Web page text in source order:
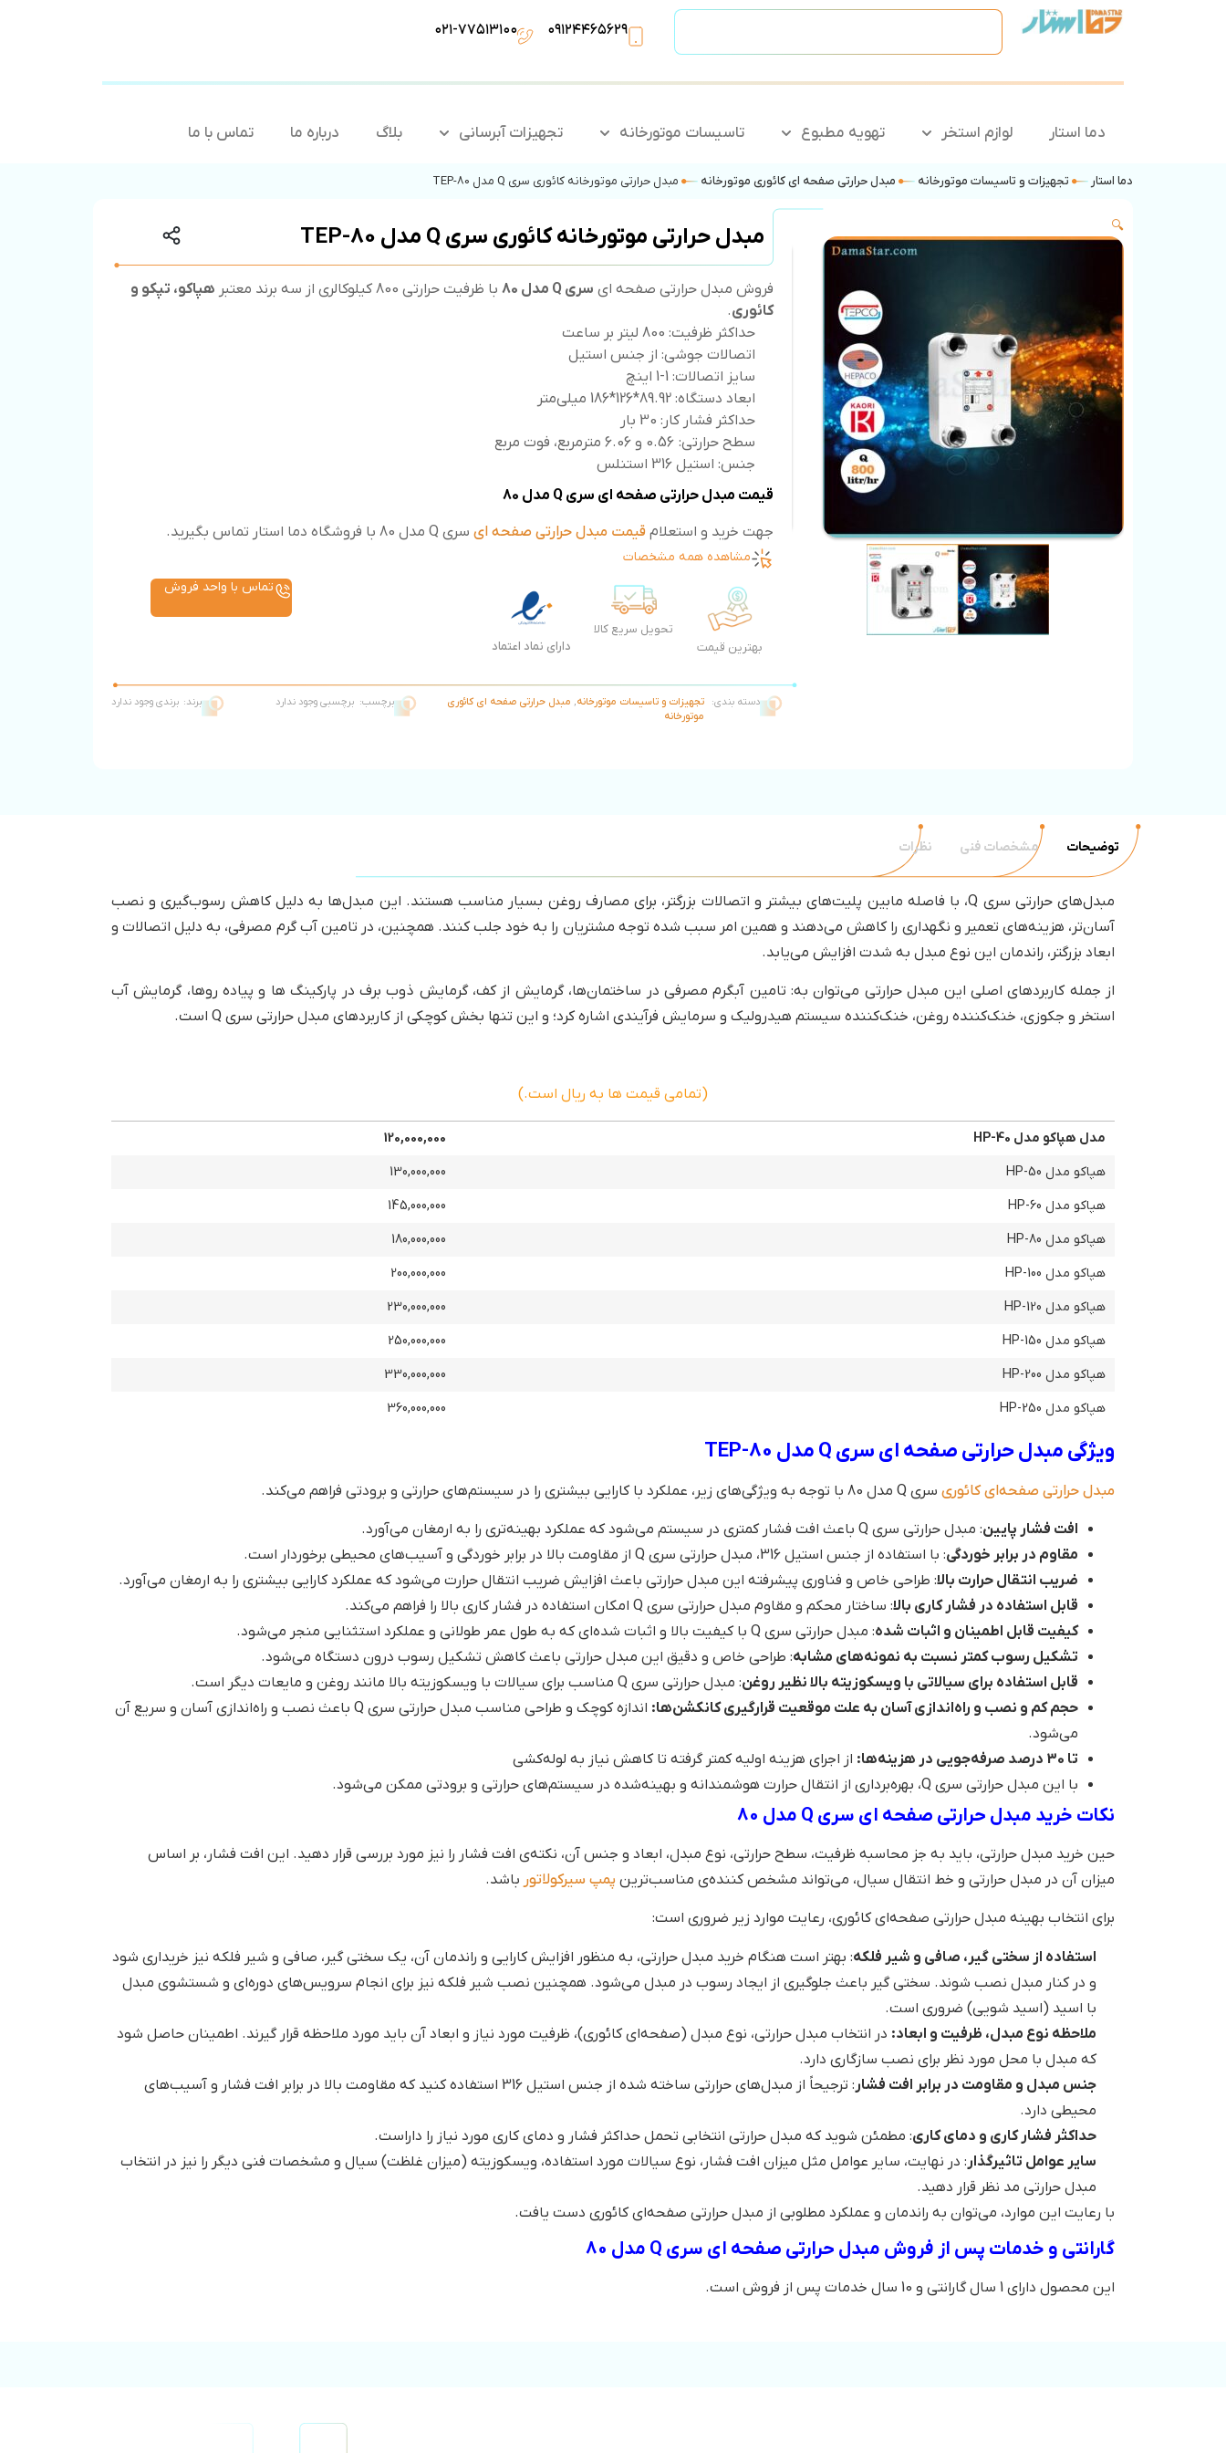
۰۹۱۲۴۴۶۵۶۲۹ ۰۲۱-۷۷۵۱۳۱۰۰
دما استار لوازم استخر تهویه مطبوع تاسیسات موتورخانه تجهیزات آبرسانی بلاگ درباره ما تماس با ما
دما استار تجهیزات و تاسیسات موتورخانه مبدل حرارتی صفحه ای کائوری موتورخانه مبدل حرارتی موتورخانه کائوری سری Q مدل 80-TEP
🔍 مبدل حرارتی موتورخانه کائوری سری Q مدل 80-TEP
فروش مبدل حرارتی صفحه ای سری Q مدل 80 با ظرفیت حرارتی 800 کیلوکالری از سه برند معتبر
هپاکو، تپکو و
کائوری.
حداکثر ظرفیت: 800 لیتر بر ساعت
اتصالات جوشی: از جنس استیل
سایز اتصالات: 1-1 اینچ
ابعاد دستگاه: 89.92*126*186 میلی‌متر
حداکثر فشار کار: 30 بار
سطح حرارتی: 0.56 و 6.06 مترمربع، فوت مربع
جنس: استیل 316 استنلس
قیمت مبدل حرارتی صفحه ای سری Q مدل 80
جهت خرید و استعلامقیمت مبدل حرارتی صفحه ای سری Q مدل 80 با فروشگاه دما استار تماس بگیرید.
مشاهده همه مشخصات
بهترین قیمت
تحویل سریع کالا
دارای نماد اعتماد
تماس با واحد فروش
دسته بندی: تجهیزات و تاسیسات موتورخانه, مبدل حرارتی صفحه ای کائوری
موتورخانه
برچسب: برچسبی وجود ندارد برند: برندی وجود ندارد
توضیحات مشخصات فنی نظرات
مبدل‌های حرارتی سری Q، با فاصله مابین پلیت‌های بیشتر و اتصالات بزرگتر، برای مصارف روغن بسیار مناسب هستند. این مبدل‌ها به دلیل کاهش رسوب‌گیری و نصب
آسان‌تر، هزینه‌های تعمیر و نگهداری را کاهش می‌دهند و همین امر سبب شده توجه مشتریان را به خود جلب کنند. همچنین، در تامین آب گرم مصرفی، به دلیل اتصالات و
ابعاد بزرگتر، راندمان این نوع مبدل به شدت افزایش می‌یابد.
از جمله کاربردهای اصلی این مبدل حرارتی می‌توان به: تامین آبگرم مصرفی در ساختمان‌ها، گرمایش از کف، گرمایش ذوب برف در پارکینگ ها و پیاده روها، گرمایش آب
استخر و جکوزی، خنک‌کننده روغن، خنک‌کننده سیستم هیدرولیک و سرمایش فرآیندی اشاره کرد؛ و این تنها بخش کوچکی از کاربردهای مبدل حرارتی سری Q است.
(تمامی قیمت ها به ریال است.)
مدل هپاکو مدل HP-40
120,000,000
هپاکو مدل HP-50
130,000,000
هپاکو مدل HP-60
145,000,000
هپاکو مدل HP-80
180,000,000
هپاکو مدل HP-100
200,000,000
هپاکو مدل HP-120
230,000,000
هپاکو مدل HP-150
250,000,000
هپاکو مدل HP-200
330,000,000
هپاکو مدل HP-250
360,000,000
ویژگی مبدل حرارتی صفحه ای سری Q مدل 80-TEP
مبدل حرارتی صفحه‌ای کائوری سری Q مدل 80 با توجه به ویژگی‌های زیر، عملکرد با کارایی بیشتری را در سیستم‌های حرارتی و برودتی فراهم می‌کند.
افت فشار پایین: مبدل حرارتی سری Q باعث افت فشار کمتری در سیستم می‌شود که عملکرد بهینه‌تری را به ارمغان می‌آورد.
مقاوم در برابر خوردگی: با استفاده از جنس استیل 316، مبدل حرارتی سری Q از مقاومت بالا در برابر خوردگی و آسیب‌های محیطی برخوردار است.
ضریب انتقال حرارت بالا: طراحی خاص و فناوری پیشرفته این مبدل حرارتی باعث افزایش ضریب انتقال حرارت می‌شود که عملکرد کارایی بیشتری را به ارمغان می‌آورد.
قابل استفاده در فشار کاری بالا: ساختار محکم و مقاوم مبدل حرارتی سری Q امکان استفاده در فشار کاری بالا را فراهم می‌کند.
کیفیت قابل اطمینان و اثبات شده: مبدل حرارتی سری Q با کیفیت بالا و اثبات شده‌ای که به طول عمر طولانی و عملکرد استثنایی منجر می‌شود.
تشکیل رسوب کمتر نسبت به نمونه‌های مشابه: طراحی خاص و دقیق این مبدل حرارتی باعث کاهش تشکیل رسوب درون دستگاه می‌شود.
قابل استفاده برای سیالاتی با ویسکوزیته بالا نظیر روغن: مبدل حرارتی سری Q مناسب برای سیالات با ویسکوزیته بالا مانند روغن و مایعات دیگر است.
حجم کم و نصب و راه‌اندازی آسان به علت موقعیت قرارگیری کانکشن‌ها:
اندازه کوچک و طراحی مناسب مبدل حرارتی سری Q باعث نصب و راه‌اندازی آسان و سریع آن
می‌شود.
تا 30 درصد صرفه‌جویی در هزینه‌ها:
از اجرای هزینه اولیه کمتر گرفته تا کاهش نیاز به لوله‌کشی
با این مبدل حرارتی سری Q، بهره‌برداری از انتقال حرارت هوشمندانه و بهینه‌شده در سیستم‌های حرارتی و برودتی ممکن می‌شود.
نکات خرید مبدل حرارتی صفحه ای سری Q مدل 80
حین خرید مبدل حرارتی، باید به جز محاسبه ظرفیت، سطح حرارتی، نوع مبدل، ابعاد و جنس آن، نکته‌ی افت فشار را نیز مورد بررسی قرار دهید. این افت فشار، بر اساس
میزان آن در مبدل حرارتی و خط انتقال سیال، می‌تواند مشخص کننده‌ی مناسب‌ترین پمپ سیرکولاتور باشد.
برای انتخاب بهینه مبدل حرارتی صفحه‌ای کائوری، رعایت موارد زیر ضروری است:
استفاده از سختی گیر، صافی و شیر فلکه: بهتر است هنگام خرید مبدل حرارتی، به منظور افزایش کارایی و راندمان آن، یک سختی گیر، صافی و شیر فلکه نیز خریداری شود
و در کنار مبدل نصب شوند. سختی گیر باعث جلوگیری از ایجاد رسوب در مبدل می‌شود. همچنین نصب شیر فلکه نیز برای انجام سرویس‌های دوره‌ای و شستشوی مبدل
با اسید (اسید شویی) ضروری است.
ملاحظه نوع مبدل، ظرفیت و ابعاد: در انتخاب مبدل حرارتی، نوع مبدل (صفحه‌ای کائوری)، ظرفیت مورد نیاز و ابعاد آن باید مورد ملاحظه قرار گیرند. اطمینان حاصل شود
که مبدل با محل مورد نظر برای نصب سازگاری دارد.
جنس مبدل و مقاومت در برابر افت فشار
: ترجیحاً از مبدل‌های حرارتی ساخته شده از جنس استیل 316 استفاده کنید که مقاومت بالا در برابر افت فشار و آسیب‌های
محیطی دارد.
حداکثر فشار کاری و دمای کاری: مطمئن شوید که مبدل حرارتی انتخابی تحمل حداکثر فشار و دمای کاری مورد نیاز را داراست.
سایر عوامل تاثیرگذار : در نهایت، سایر عوامل مثل میزان افت فشار، نوع سیالات مورد استفاده، ویسکوزیته (میزان غلظت) سیال و مشخصات فنی دیگر را نیز در انتخاب
مبدل حرارتی مد نظر قرار دهید.
با رعایت این موارد، می‌توان به راندمان و عملکرد مطلوبی از مبدل حرارتی صفحه‌ای کائوری دست یافت.
گارانتی و خدمات پس از فروش مبدل حرارتی صفحه ای سری Q مدل 80
این محصول دارای 1 سال گارانتی و 10 سال خدمات پس از فروش است.